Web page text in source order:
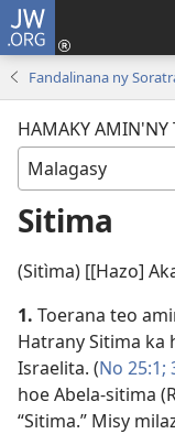
JW.ORG
Fandalinana ny
HAMAKY AMIN'NY
Sitima
(Sitìma) [[Hazo]
1. Toerana teo
Hatrany Sitima ka
Israelita. (No 25:1;
hoe Abela-sitima
“Sitima.” Misy